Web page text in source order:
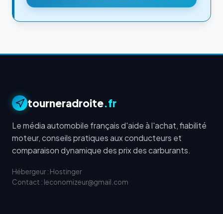
tourneradroite.fr
Le média automobile français d'aide à l'achat, fiabilité
moteur, conseils pratiques aux conducteurs et
comparaison dynamique des prix des carburants.
Hébergeur : Hostinger
Contact : leconomizeur@gmail.com